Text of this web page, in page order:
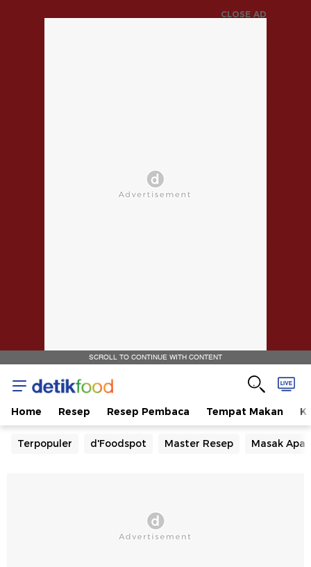
CLOSE AD
SCROLL TO CONTINUE WITH CONTENT
Home Resep Resep Pembaca Tempat Makan
Terpopuler d'Foodspot Master Resep Masak Apa